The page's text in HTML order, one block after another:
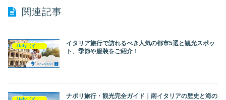
関連記事
イタリア旅行で訪れるべき人気の都市5選と観光スポッ
ト、季節や服装をご紹介！
ナポリ旅行・観光完全ガイド｜南イタリアの歴史と海の